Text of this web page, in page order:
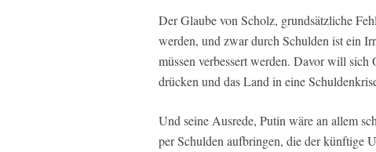
Der Glaube von Scholz, grundsätzliche
werden, und zwar durch Schulden ist ein
müssen verbessert werden. Davor will
drücken und das Land in eine
Und seine Ausrede, Putin wäre an allem
per Schulden aufbringen, die der künftige